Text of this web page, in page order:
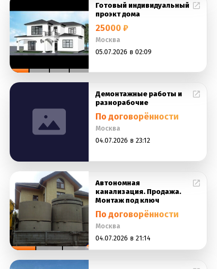
Готовый индивидуальный
проэкт дома
25000 ₽
Москва
05.07.2026 в 02:09
Демонтажные работы и
разнорабочие
По договорённости
Москва
04.07.2026 в 23:12
Автономная
канализация. Продажа.
Монтаж под ключ
По договорённости
Москва
04.07.2026 в 21:14